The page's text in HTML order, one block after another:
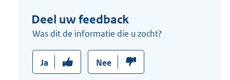
Deel uw feedback
Was dit de informatie die u zocht?
Ja Nee